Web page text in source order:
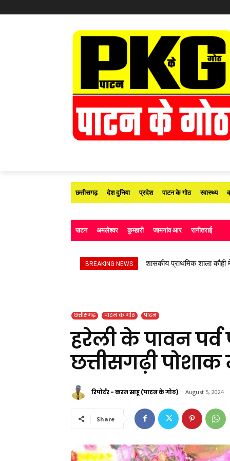
छत्तीसगढ़ देश दुनिया प्रदेश पाटन के गोठ स्वास्थ्य
पाटन अमलेश्वर कुम्हारी जामगांव आर रानीतराई
BREAKING NEWS बाबाधाम जाने वाले श्रद्धालुओं
छत्तीसगढ़ पाटन के गोठ पाटन
हरेली के पावन पर्व
छत्तीसगढ़ी पोशाक
रिपोर्टर - करन साहू (पाटन के गोठ) August 5, 2024
Share